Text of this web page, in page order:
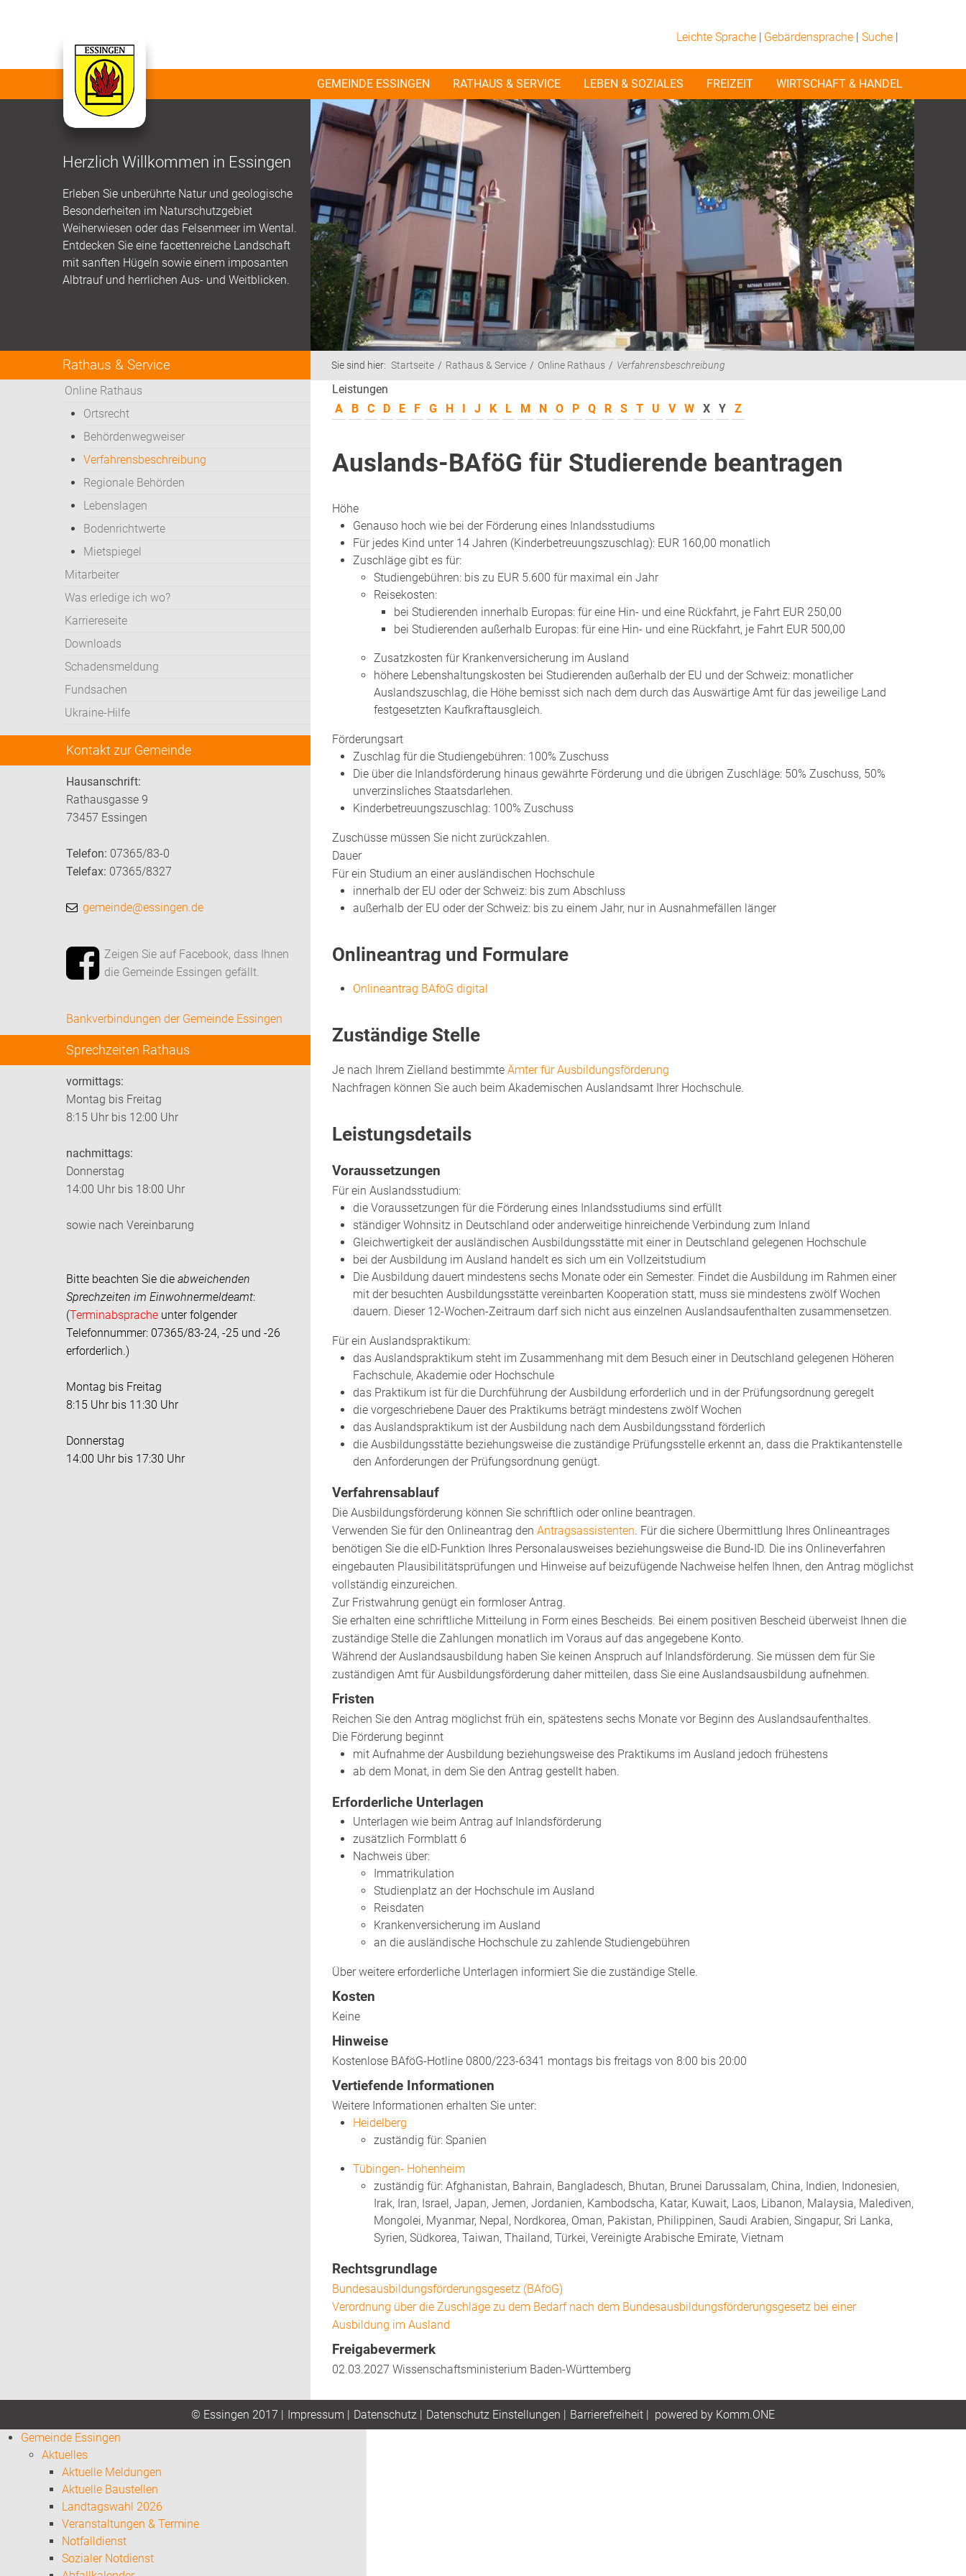
Leichte Sprache | Gebärdensprache | Suche|
GEMEINDE ESSINGEN RATHAUS & SERVICE LEBEN & SOZIALES FREIZEIT WIRTSCHAFT & HANDEL
Herzlich Willkommen in Essingen
Erleben Sie unberührte Natur und geologische
Besonderheiten im Naturschutzgebiet
Weiherwiesen oder das Felsenmeer im Wental.
Entdecken Sie eine facettenreiche Landschaft
mit sanften Hügeln sowie einem imposanten
Albtrauf und herrlichen Aus- und Weitblicken.
Rathaus & Service
Online Rathaus
Ortsrecht
Behördenwegweiser
Verfahrensbeschreibung
Regionale Behörden
Lebenslagen
Bodenrichtwerte
Mietspiegel
Mitarbeiter
Was erledige ich wo?
Karriereseite
Downloads
Schadensmeldung
Fundsachen
Ukraine-Hilfe
Kontakt zur Gemeinde
Hausanschrift:
Rathausgasse 9
73457 Essingen
Telefon: 07365/83-0
Telefax: 07365/8327
gemeinde@essingen.de
Zeigen Sie auf Facebook, dass Ihnen
die Gemeinde Essingen gefällt.
Bankverbindungen der Gemeinde Essingen
Sprechzeiten Rathaus
vormittags:
Montag bis Freitag
8:15 Uhr bis 12:00 Uhr
nachmittags:
Donnerstag
14:00 Uhr bis 18:00 Uhr
sowie nach Vereinbarung
Bitte beachten Sie die abweichenden
Sprechzeiten im Einwohnermeldeamt:
(Terminabsprache unter folgender
Telefonnummer: 07365/83-24, -25 und -26
erforderlich.)
Montag bis Freitag
8:15 Uhr bis 11:30 Uhr
Donnerstag
14:00 Uhr bis 17:30 Uhr
Sie sind hier: Startseite Rathaus & Service Online Rathaus Verfahrensbeschreibung
Leistungen
A
B C D E F G H I J K L M N O P Q R S T U V W X Y Z
Auslands-BAföG für Studierende beantragen
Höhe
Genauso hoch wie bei der Förderung eines Inlandsstudiums
Für jedes Kind unter 14 Jahren (Kinderbetreuungszuschlag): EUR 160,00 monatlich
Zuschläge gibt es für:
Studiengebühren: bis zu EUR 5.600 für maximal ein Jahr
Reisekosten:
bei Studierenden innerhalb Europas: für eine Hin- und eine Rückfahrt, je Fahrt EUR 250,00
bei Studierenden außerhalb Europas: für eine Hin- und eine Rückfahrt, je Fahrt EUR 500,00
Zusatzkosten für Krankenversicherung im Ausland
höhere Lebenshaltungskosten bei Studierenden außerhalb der EU und der Schweiz: monatlicher
Auslandszuschlag, die Höhe bemisst sich nach dem durch das Auswärtige Amt für das jeweilige Land
festgesetzten Kaufkraftausgleich.
Förderungsart
Zuschlag für die Studiengebühren: 100% Zuschuss
Die über die Inlandsförderung hinaus gewährte Förderung und die übrigen Zuschläge: 50% Zuschuss, 50%
unverzinsliches Staatsdarlehen.
Kinderbetreuungszuschlag: 100% Zuschuss
Zuschüsse müssen Sie nicht zurückzahlen.
Dauer
Für ein Studium an einer ausländischen Hochschule
innerhalb der EU oder der Schweiz: bis zum Abschluss
außerhalb der EU oder der Schweiz: bis zu einem Jahr, nur in Ausnahmefällen länger
Onlineantrag und Formulare
Onlineantrag BAföG digital
Zuständige Stelle
Je nach Ihrem Zielland bestimmte Ämter für Ausbildungsförderung
Nachfragen können Sie auch beim Akademischen Auslandsamt Ihrer Hochschule.
Leistungsdetails
Voraussetzungen
Für ein Auslandsstudium:
die Voraussetzungen für die Förderung eines Inlandsstudiums sind erfüllt
ständiger Wohnsitz in Deutschland oder anderweitige hinreichende Verbindung zum Inland
Gleichwertigkeit der ausländischen Ausbildungsstätte mit einer in Deutschland gelegenen Hochschule
bei der Ausbildung im Ausland handelt es sich um ein Vollzeitstudium
Die Ausbildung dauert mindestens sechs Monate oder ein Semester. Findet die Ausbildung im Rahmen einer
mit der besuchten Ausbildungsstätte vereinbarten Kooperation statt, muss sie mindestens zwölf Wochen
dauern. Dieser 12-Wochen-Zeitraum darfsich nicht aus einzelnen Auslandsaufenthalten zusammensetzen.
Für ein Auslandspraktikum:
das Auslandspraktikum steht im Zusammenhang mit dem Besuch einer in Deutschland gelegenen Höheren
Fachschule, Akademie oder Hochschule
das Praktikum ist für die Durchführung der Ausbildung erforderlich und in der Prüfungsordnung geregelt
die vorgeschriebene Dauer des Praktikums beträgt mindestens zwölf Wochen
das Auslandspraktikum ist der Ausbildung nach dem Ausbildungsstand förderlich
die Ausbildungsstätte beziehungsweise die zuständige Prüfungsstelle erkennt an, dass die Praktikantenstelle
den Anforderungen der Prüfungsordnung genügt.
Verfahrensablauf
Die Ausbildungsförderung können Sie schriftlich oder online beantragen.
Verwenden Sie für den Onlineantrag den Antragsassistenten. Für die sichere Übermittlung Ihres Onlineantrages
benötigen Sie die eID-Funktion Ihres Personalausweises beziehungsweise die Bund-ID. Die ins Onlineverfahren
eingebauten Plausibilitätsprüfungen und Hinweise auf beizufügende Nachweise helfen Ihnen, den Antrag möglichst
vollständig einzureichen.
Zur Fristwahrung genügt ein formloser Antrag.
Sie erhalten eine schriftliche Mitteilung in Form eines Bescheids. Bei einem positiven Bescheid überweist Ihnen die
zuständige Stelle die Zahlungen monatlich im Voraus auf das angegebene Konto.
Während der Auslandsausbildung haben Sie keinen Anspruch auf Inlandsförderung. Sie müssen dem für Sie
zuständigen Amt für Ausbildungsförderung daher mitteilen, dass Sie eine Auslandsausbildung aufnehmen.
Fristen
Reichen Sie den Antrag möglichst früh ein, spätestens sechs Monate vor Beginn des Auslandsaufenthaltes.
Die Förderung beginnt
mit Aufnahme der Ausbildung beziehungsweise des Praktikums im Ausland jedoch frühestens
ab dem Monat, in dem Sie den Antrag gestellt haben.
Erforderliche Unterlagen
Unterlagen wie beim Antrag auf Inlandsförderung
zusätzlich Formblatt 6
Nachweis über:
Immatrikulation
Studienplatz an der Hochschule im Ausland
Reisdaten
Krankenversicherung im Ausland
an die ausländische Hochschule zu zahlende Studiengebühren
Über weitere erforderliche Unterlagen informiert Sie die zuständige Stelle.
Kosten
Keine
Hinweise
Kostenlose BAföG-Hotline 0800/223-6341 montags bis freitags von 8:00 bis 20:00
Vertiefende Informationen
Weitere Informationen erhalten Sie unter:
Heidelberg
zuständig für: Spanien
Tübingen- Hohenheim
zuständig für: Afghanistan, Bahrain, Bangladesch, Bhutan, Brunei Darussalam, China, Indien, Indonesien,
Irak, Iran, Israel, Japan, Jemen, Jordanien, Kambodscha, Katar, Kuwait, Laos, Libanon, Malaysia, Malediven,
Mongolei, Myanmar, Nepal, Nordkorea, Oman, Pakistan, Philippinen, Saudi Arabien, Singapur, Sri Lanka,
Syrien, Südkorea, Taiwan, Thailand, Türkei, Vereinigte Arabische Emirate, Vietnam
Rechtsgrundlage
Bundesausbildungsförderungsgesetz (BAföG)
Verordnung über die Zuschläge zu dem Bedarf nach dem Bundesausbildungsförderungsgesetz bei einer
Ausbildung im Ausland
Freigabevermerk
02.03.2027 Wissenschaftsministerium Baden-Württemberg
© Essingen 2017 | Impressum | Datenschutz | Datenschutz Einstellungen | Barrierefreiheit | powered by Komm.ONE
Gemeinde Essingen
Aktuelles
Aktuelle Meldungen
Aktuelle Baustellen
Landtagswahl 2026
Veranstaltungen & Termine
Notfalldienst
Sozialer Notdienst